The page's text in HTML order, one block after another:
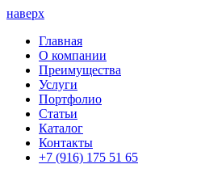
наверх
Главная
О компании
Преимущества
Услуги
Портфолио
Статьи
Каталог
Контакты
+7 (916) 175 51 65